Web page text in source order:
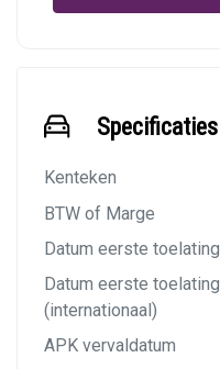
Specificaties
Kenteken
BTW of Marge
Datum eerste toelating
Datum eerste toelating
(internationaal)
APK vervaldatum